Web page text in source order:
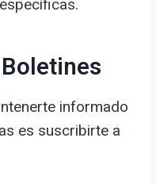
informado
es suscribirte a